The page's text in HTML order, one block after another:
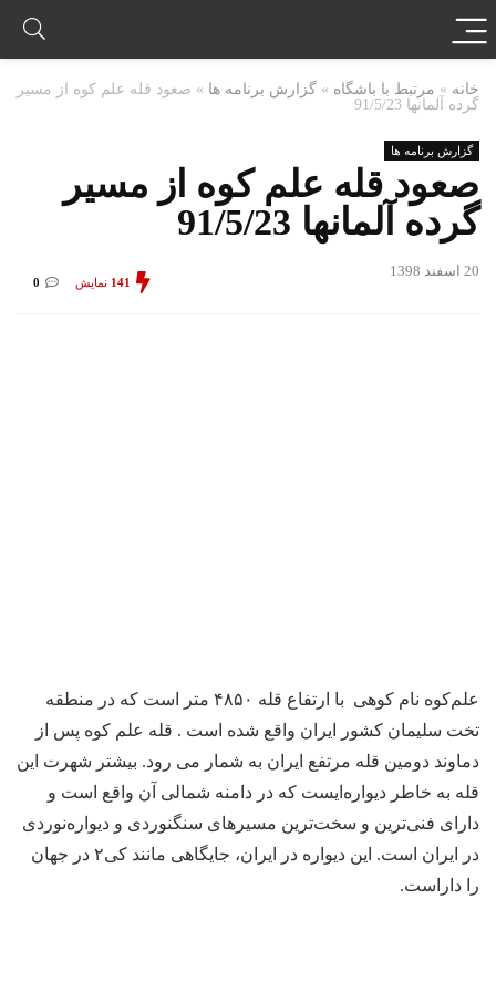
خانه » مرتبط با باشگاه » گزارش برنامه ها » صعود قله علم کوه از مسیر
گرده آلمانها 91/5/23
گزارش برنامه ها
صعود قله علم کوه از مسیر
گرده آلمانها 91/5/23
20 اسفند 1398
141 نمایش 0
علم‌کوه نام کوهی با ارتفاع قله ۴۸۵۰ متر است که در منطقه
تخت سلیمان کشور ایران واقع شده است . قله علم کوه پس از
دماوند دومین قله مرتفع ایران به شمار می رود. بیشتر شهرت این
قله به خاطر دیواره‌ایست که در دامنه شمالی آن واقع است و
دارای فنی‌ترین و سخت‌ترین مسیرهای سنگنوردی و دیواره‌نوردی
در ایران است. این دیواره در ایران، جایگاهی مانند کی۲ در جهان
را داراست.